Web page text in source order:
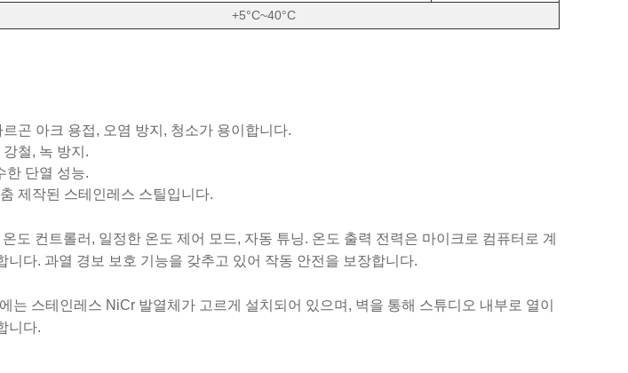
+5°C~40°C
곤 아크 용접, 오염 방지, 청소가 용이합니다.
철, 녹 방지.
한 단열 성능.
제작된 스테인레스 스틸입니다.
도 컨트롤러, 일정한 온도 제어 모드, 자동 튜닝. 온도 출력 전력은 마이크로 컴퓨터로 계
니다. 과열 경보 보호 기능을 갖추고 있어 작동 안전을 보장합니다.
는 스테인레스 NiCr 발열체가 고르게 설치되어 있으며, 벽을 통해 스튜디오 내부로 열이
니다.